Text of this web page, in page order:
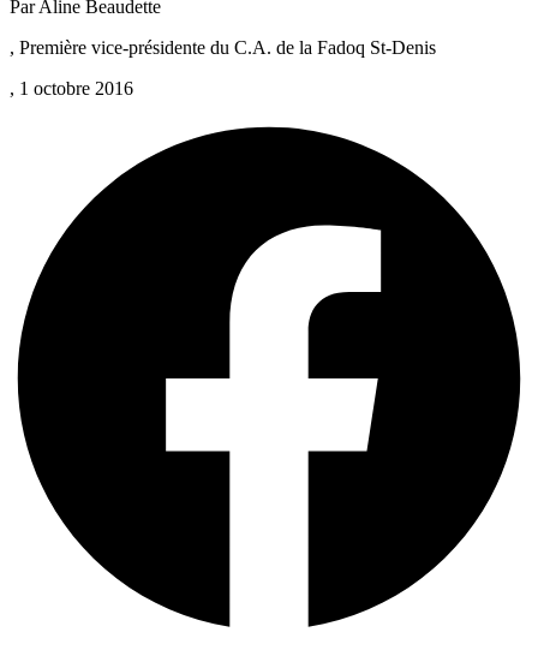
Par Aline Beaudette
, Première vice-présidente du C.A. de la Fadoq St-Denis
, 1 octobre 2016